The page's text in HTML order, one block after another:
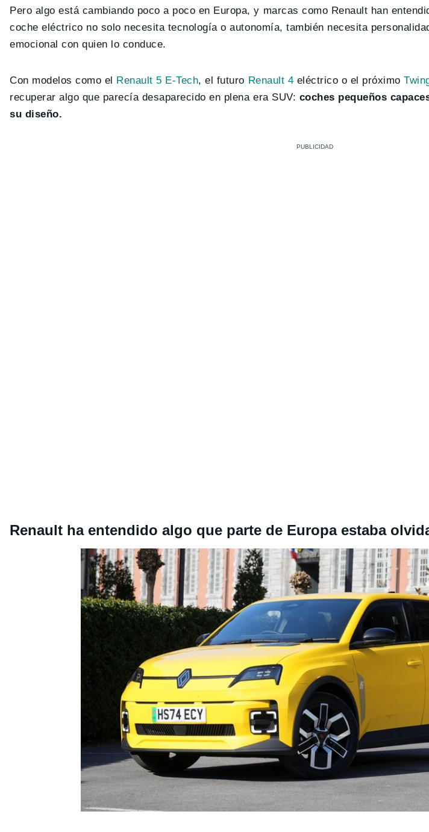
Pero algo está cambiando poco a poco en Europa, y marcas como Renault han
coche eléctrico no solo necesita tecnología o autonomía, también necesita
emocional con quien lo conduce.
Con modelos como el Renault 5 E-Tech, el futuro Renault 4 eléctrico o el próximo
recuperar algo que parecía desaparecido en plena era SUV: coches pequeños
su diseño.
Renault ha entendido algo que parte de Europa estaba